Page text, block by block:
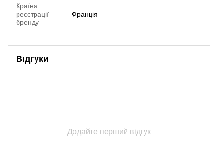
Країна
реєстрації
бренду
Франція
Відгуки
Додайте перший відгук